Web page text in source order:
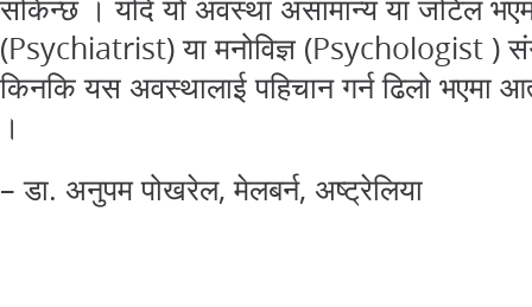
सकिन्छ । यदि यो अवस्था असामान्य या जटिल
(Psychiatrist) या मनोविज्ञ (Psychologist )
किनकि यस अवस्थालाई पहिचान गर्न ढिलो भएमा
।
– डा. अनुपम पोखरेल, मेलबर्न, अष्ट्रेलिया